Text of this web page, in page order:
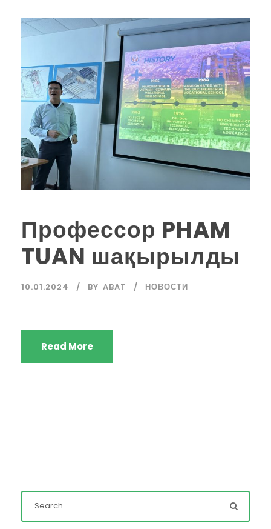
Профессор PHAM
TUAN шақырылды
10.01.2024 BY ABAT НОВОСТИ
Read More